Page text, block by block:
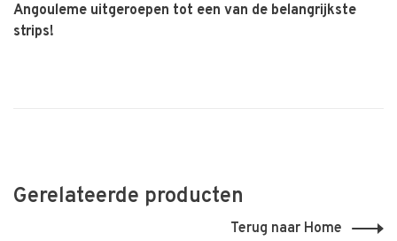
Angouleme uitgeroepen tot een van de belangrijkste
strips!
Gerelateerde producten
Terug naar Home